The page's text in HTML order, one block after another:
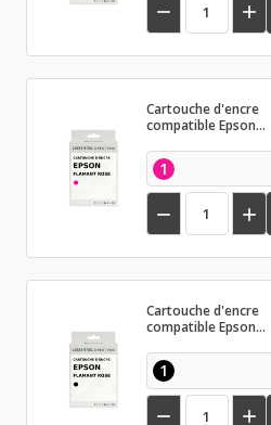
 
Cartouche d'encre
compatible Epson
1
 
Cartouche d'encre
compatible Epson
1
 